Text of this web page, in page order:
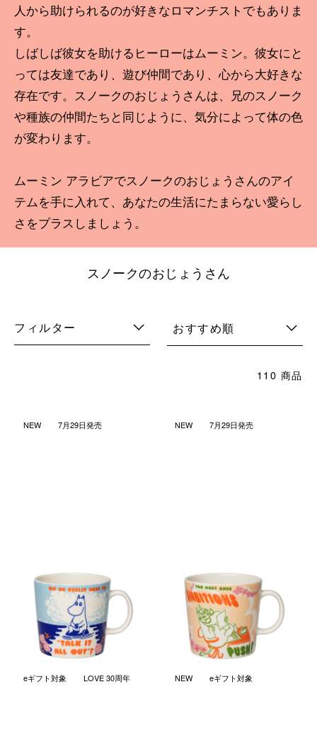
人から助けられるのが好きなロマンチストでもありま
す。
しばしば彼女を助けるヒーローはムーミン。彼女にと
っては友達であり、遊び仲間であり、心から大好きな
存在です。スノークのおじょうさんは、兄のスノーク
や種族の仲間たちと同じように、気分によって体の色
が変わります。
ムーミン アラビアでスノークのおじょうさんのアイ
テムを手に入れて、あなたの生活にたまらない愛らし
さをプラスしましょう。
スノークのおじょうさん
フィルター おすすめ順
110 商品
NEW 7月29日発売
ムーミン レベルクラブ マグ
0.4L トークイットオールアウ
￥4,620 (税込)
NEW 7月29日発売
ムーミン レベルクラブ マグ
0.4L ボスレディ
￥4,620 (税込)
eギフト対象 LOVE 30周年 NEW eギフト対象